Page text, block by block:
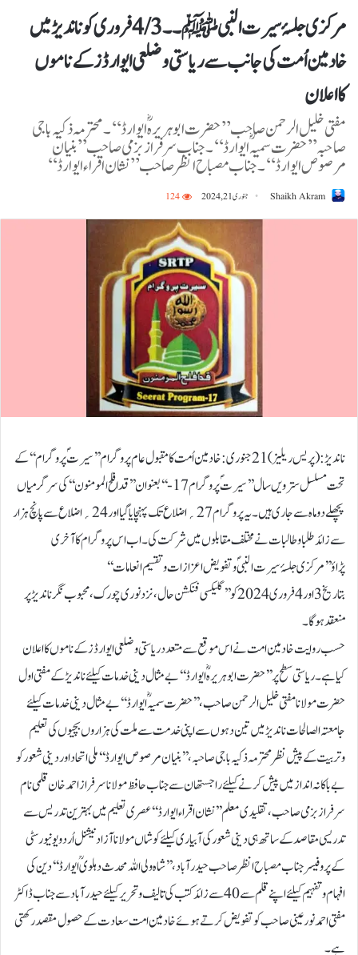
مرکزی جلسۂ سیرت النبیﷺ ۔۔4/3 فروری کوناندیڑ میں
خادمین اُمت کی جانب سے ریاستی وضلعی ایوارڈز کے ناموں
کااعلان
مفتی خلیل الرحمن صاحب ’’حضرت ابوہریرہؓ ایوارڈ‘‘۔محترمہ ذکیہ باجی
صاحبہ ’’حضرت سمیہؓ ایوارڈ‘‘۔ جناب سرفراز بزمی صاحب ’’بنیان
مرصوص ایوارڈ‘‘۔ جناب مصباح انظر صاحب ’’ نشان اقراء ایوارڈ‘‘
Shaikh Akram جنوری 21, 2024 124
ناندیڑ:(پریس ریلیز)21جنوری: خادمین اُمت کامقبول عام پروگرام ’’ سیرتؐ پروگرام‘‘ کے
تحت مسلسل سترویں سال ’’سیرتؐ پروگرام17-‘‘ بعنوان’’قد افلح المومنون‘‘ کی سرگرمیاں
پچھلے دوماہ سے جاری ہیں۔ یہ پروگرام 27؍اضلاع تک پہنچایاگیا اور 24؍اضلاع سے پانچ ہزار
سے زائد طلبا وطالبات نے مختلف مقابلوں میں شرکت کی۔ اب اس پروگرام کا آخری
پڑاؤ’’مرکزی جلسۂ سیرت النبیؐ وتفویض اعزازات وتقسیم انعامات‘‘
بتاریخ 3اور4فروری2024 کو ’’گلیکسی فنکشن حال ،نزد نوری چورک ،محبوب نگر ناندیڑ پر
منعقد ہوگا۔
حسب روایت خادمین امت نے اس موقع سے متعدد ریاستی وضلعی ایوارڈز کے ناموں کااعلان
کیاہے۔ ریاستی سطح پر ’’حضرت ابوہریرہؓ ایوارڈ‘‘ بے مثال دینی خدمات کیلئے ناندیڑ کے مفتی اول
حضرت مولانا مفتی خلیل الرحمن صاحب ،’’حضرت سمیہؓ ایوارڈ‘‘ بے مثال دینی خدمات کیلئے
جامعتہ الصالحات ناندیڑ میں تین دہوں سے اپنی خدمت سے ملت کی ہزاروں بچیوں کی تعلیم
وتربیت کے پیش نظر محترمہ ذکیہ باجی صاحبہ ، ’’ بنیان مرصوص ایوارڈ‘‘ ملی اتحاد اور دینی شعور کو
بے باکانہ انداز میں پیش کرنے کیلئے راجستھان سے جناب حافظ مولانا سرفراز احمدخان قلمی نام
سرفراز بزمی صاحب ، تقلیدی معلم ’’نشان اقراء ایوارڈ‘‘ عصری تعلیم میں بہترین تدریس سے
تدریسی مقاصد کے ساتھ ہی دینی شعور کی آبیاری کیلئے کوشاں مولانا آزاد نیشنل اُردو یونیورسٹی
کے پروفیسر جناب مصباح انظر صاحب حیدرآباد، ’’شاہ ولی اللہ محدث دہلویؒ ایوارڈ‘‘دین کی
افہام وتفہیم کیلئے اپنے قلم سے 40سے زائد کتب کی تالیف وتحریر کیلئے حیدرآباد سے جناب ڈاکٹر
مفتی احمد نور عینی صاحب کو تفویض کرتے ہوئے خادمین امت سعادت کے حصول مقصد رکھتی
ہے۔